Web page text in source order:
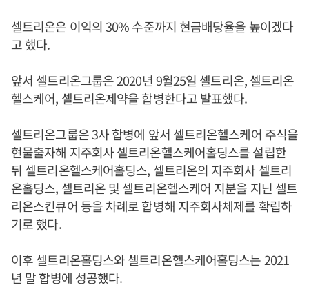
셀트리온은 이익의 30% 수준까지 현금배당율을 높이겠다
고 했다.
앞서 셀트리온그룹은 2020년 9월25일 셀트리온, 셀트리온
헬스케어, 셀트리온제약을 합병한다고 발표했다.
셀트리온그룹은 3사 합병에 앞서 셀트리온헬스케어 주식을
현물출자해 지주회사 셀트리온헬스케어홀딩스를 설립한
뒤 셀트리온헬스케어홀딩스, 셀트리온의 지주회사 셀트리
온홀딩스, 셀트리온 및 셀트리온헬스케어 지분을 지닌 셀트
리온스킨큐어 등을 차례로 합병해 지주회사체제를 확립하
기로 했다.
이후 셀트리온홀딩스와 셀트리온헬스케어홀딩스는 2021
년 말 합병에 성공했다.